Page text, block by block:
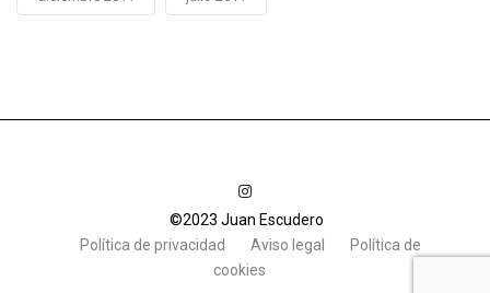
©2023 Juan Escudero
Política de privacidad
Aviso legal
Política de
cookies